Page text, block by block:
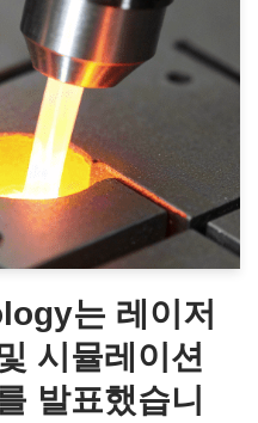
는 레이저
시뮬레이션
발표했습니